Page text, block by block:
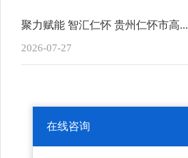
聚力赋能 智汇仁怀 贵州仁怀市高...
2026-07-27
在线咨询